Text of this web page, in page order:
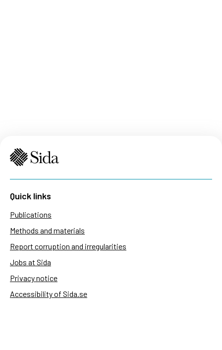
Quick links
Publications
Methods and materials
Report corruption and irregularities
Jobs at Sida
Privacy notice
Accessibility of Sida.se